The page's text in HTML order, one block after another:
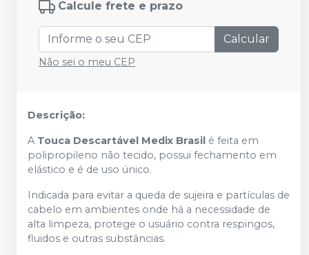
Calcule frete e prazo
Calcular
Não sei o meu CEP
Descrição:
A Touca Descartável Medix Brasil é feita em
polipropileno não tecido, possui fechamento em
elástico e é de uso único.
Indicada para evitar a queda de sujeira e partículas de
cabelo em ambientes onde há a necessidade de
alta limpeza, protege o usuário contra respingos,
fluidos e outras substâncias.